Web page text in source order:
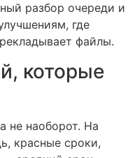
разбор очереди и
где
файлы.
которые
не наоборот. На
красные сроки,